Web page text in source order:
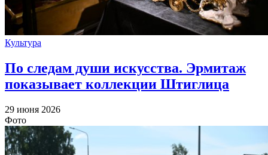
Культура
По следам души искусства. Эрмитаж
показывает коллекции Штиглица
29 июня 2026
Фото